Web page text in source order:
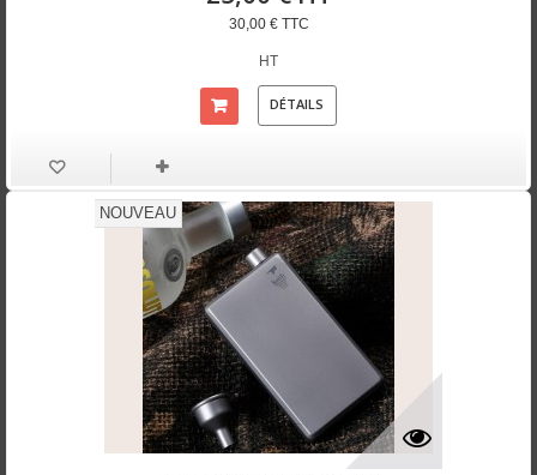
30,00 € TTC
HT
DÉTAILS
NOUVEAU